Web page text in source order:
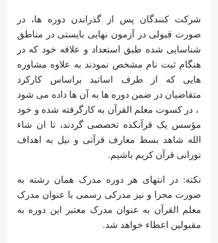
شرکت کنندگان پس از گذراندن دوره ها، در
صورت قبولی در آزمون نهایی بایستی در مناطق
شناسایی شده طبق استعداد و علاقه خود که در
هنگام ثبت نام مشخص نمودند به علاوه مشاوره
هایی که از طرف اساتید براساس کارکرد
متقاضیان در ضمن دوره ها به آن ها داده می شود
، در کسوت معلم القرآن به کارگرفته شده و خود
مؤسس یک قرآنکده تخصصی گردند، تا ان شاء
الله شاهد بسط معارف قرآنی و نیل به اهداف
نورانی قرآن کریم باشیم.
نکته: در انتهای هر دوره مدرک همان رشته به
صورت مجزا و نیز مدرکی رسمی با عنوان مدرک
معلم القرآن به عنوان مدرک معتبر این دوره به
مقبولین اعطاء خواهد شد.